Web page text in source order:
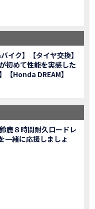
ト！「HCM２＆４サーキットフェス」レポ
ーリング行ったらwww
った結果ww！後編
ていった【三重〜長野•茶臼山高原経由】Honda CL500
フオススメの鈴鹿ドライブへ！【前編】
ス2023 紹介動画②
ス2023 紹介動画①
ャラリー
ギャラリー
合同周年祭フォトギャラリー
３店舗合同周年祭レポート
ポーツモデル HAWK 11を発売！
イク】【タイヤ交換】
初めて性能を実感した
【Honda DREAM】
鹿８時間耐久ロードレ
一緒に応援しましょ